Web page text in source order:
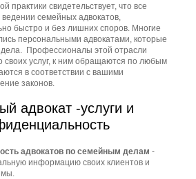
практики свидетельствует, что все
семейных адвокатов,
быстро и без лишних споров. Многие
персональными адвокатами, которые
Профессионалы этой отрасли
своих услуг, к ним обращаются по любым
в соответствии с вашими
законов.
адвокат -услуги и
адвокатов по семейным делам -
информацию своих клиентов и